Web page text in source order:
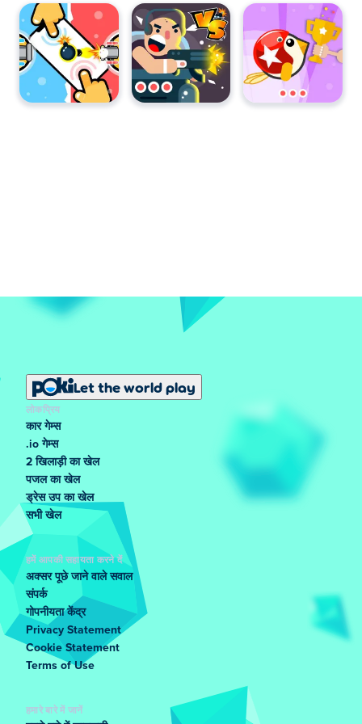
Let the world play
लोकप्रिय
कार गेम्स
.io गेम्स
2 खिलाड़ी का खेल
पजल का खेल
ड्रेस उप का खेल
सभी खेल
हमें आपकी सहायता करने दें
अक्सर पूछे जाने वाले सवाल
संपर्क
गोपनीयता केंद्र
Privacy Statement
Cookie Statement
Terms of Use
हमारे बारे में जानें